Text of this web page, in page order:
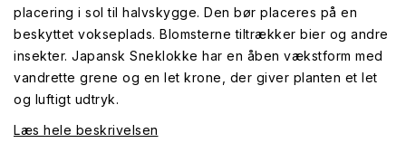
placering i sol til halvskygge. Den bør placeres på en
beskyttet vokseplads. Blomsterne tiltrækker bier og andre
insekter. Japansk Sneklokke har en åben vækstform med
vandrette grene og en let krone, der giver planten et let
og luftigt udtryk.
Læs hele beskrivelsen